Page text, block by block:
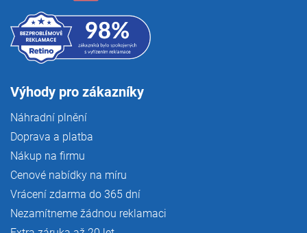
Výhody pro zákazníky
Náhradní plnění
Doprava a platba
Nákup na firmu
Cenové nabídky na míru
Vrácení zdarma do 365 dní
Nezamítneme žádnou reklamaci